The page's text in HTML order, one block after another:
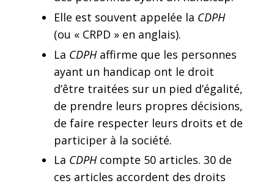
Elle est souvent appelée la CDPH
(ou « CRPD » en anglais).
La CDPHaffirme que les personnes
ayant un handicap ont le droit
d’être traitées sur un pied d’égalité,
de prendre leurs propres décisions,
de faire respecter leurs droits et de
participer à la société.
La CDPHcompte 50 articles. 30 de
ces articles accordent des droits